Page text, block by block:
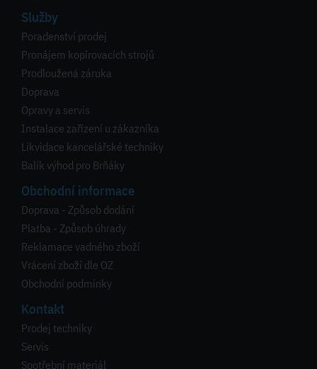
Služby
Poradenství prodej
Pronájem kopírovacích strojů
Prodloužená záruka
Doprava
Opravy a servis
Instalace zařízení u zákazníka
Likvidace kancelářské techniky
Balík výhod pro Brňáky
Obchodní informace
Doprava - Způsob dodání
Platba - Způsob úhrady
Reklamace vadného zboží
Vrácení zboží dle OZ
Obchodní podmínky
Kontakt
Prodej techniky
Servis
Spotřební materiál